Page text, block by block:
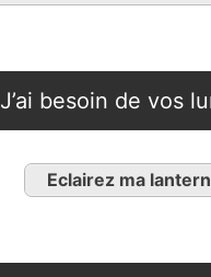
J’ai besoin de vos
Eclairez ma